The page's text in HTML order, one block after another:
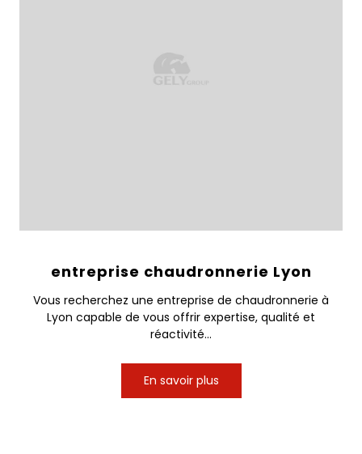
entreprise chaudronnerie Lyon
Vous recherchez une entreprise de chaudronnerie à
Lyon capable de vous offrir expertise, qualité et
réactivité...
En savoir plus